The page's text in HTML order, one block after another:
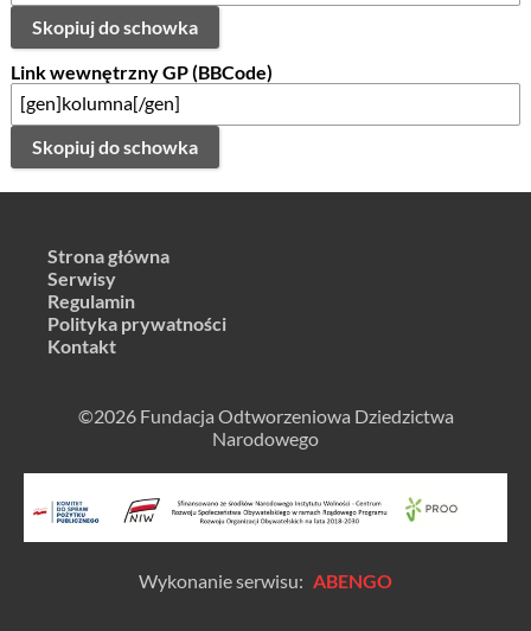
Skopiuj do schowka
Link wewnętrzny GP (BBCode)
Skopiuj do schowka
Strona główna
Serwisy
Regulamin
Polityka prywatności
Kontakt
©2026 Fundacja Odtworzeniowa Dziedzictwa
Narodowego
Wykonanie serwisu: ABENGO